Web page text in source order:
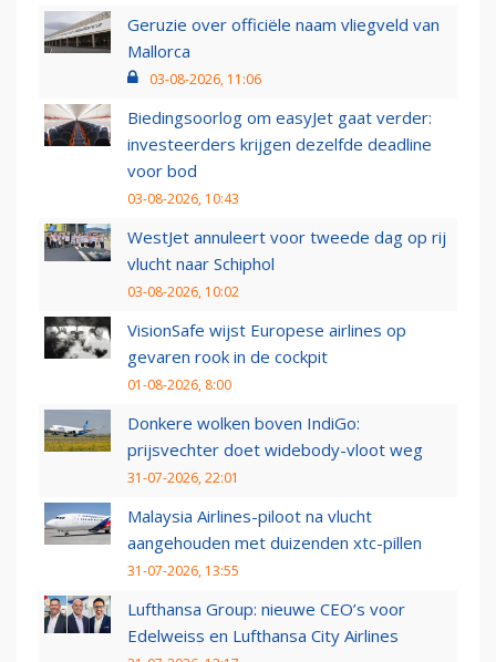
Geruzie over officiële naam vliegveld van
Mallorca
03-08-2026, 11:06
Biedingsoorlog om easyJet gaat verder:
investeerders krijgen dezelfde deadline
voor bod
03-08-2026, 10:43
WestJet annuleert voor tweede dag op rij
vlucht naar Schiphol
03-08-2026, 10:02
VisionSafe wijst Europese airlines op
gevaren rook in de cockpit
01-08-2026, 8:00
Donkere wolken boven IndiGo:
prijsvechter doet widebody-vloot weg
31-07-2026, 22:01
Malaysia Airlines-piloot na vlucht
aangehouden met duizenden xtc-pillen
31-07-2026, 13:55
Lufthansa Group: nieuwe CEO’s voor
Edelweiss en Lufthansa City Airlines